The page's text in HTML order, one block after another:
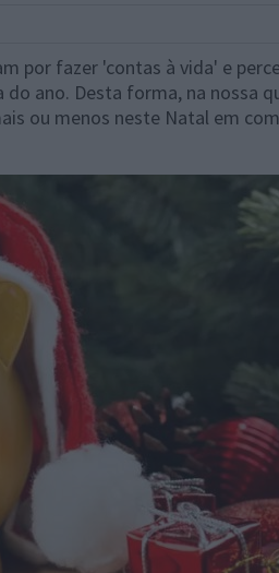
por fazer 'contas à vida' e
ano. Desta forma, na nossa
ou menos neste Natal em